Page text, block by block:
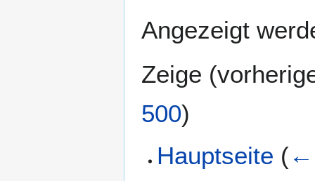
Angezeigt
Zeige (
500)
Hauptseite (←